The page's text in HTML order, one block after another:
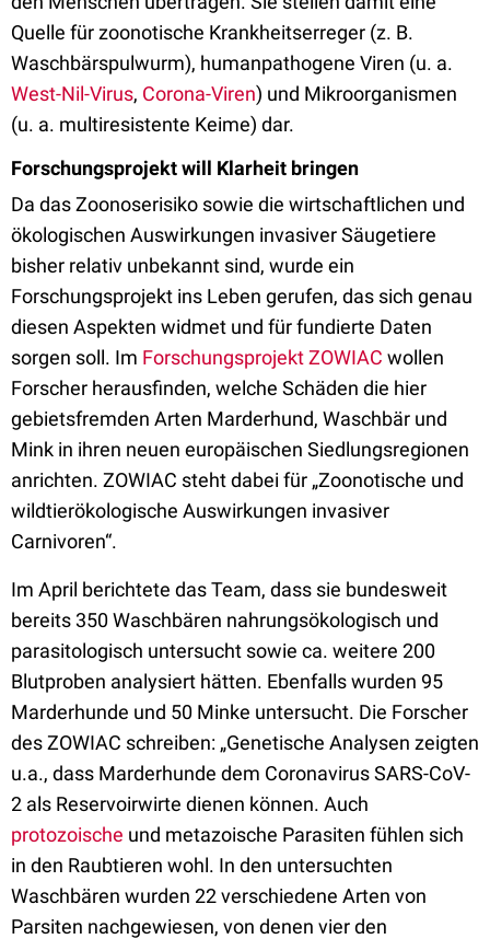
Quelle für zoonotische Krankheitserreger (z. B.
Waschbärspulwurm), humanpathogene Viren (u. a.
West-Nil-Virus, Corona-Viren) und Mikroorganismen
(u. a. multiresistente Keime) dar.
Forschungsprojekt will Klarheit bringen
Da das Zoonoserisiko sowie die wirtschaftlichen und
ökologischen Auswirkungen invasiver Säugetiere
bisher relativ unbekannt sind, wurde ein
Forschungsprojekt ins Leben gerufen, das sich genau
diesen Aspekten widmet und für fundierte Daten
sorgen soll. Im Forschungsprojekt ZOWIAC wollen
Forscher herausfinden, welche Schäden die hier
gebietsfremden Arten Marderhund, Waschbär und
Mink in ihren neuen europäischen Siedlungsregionen
anrichten. ZOWIAC steht dabei für „Zoonotische und
wildtierökologische Auswirkungen invasiver
Carnivoren“.
Im April berichtete das Team, dass sie bundesweit
bereits 350 Waschbären nahrungsökologisch und
parasitologisch untersucht sowie ca. weitere 200
Blutproben analysiert hätten. Ebenfalls wurden 95
Marderhunde und 50 Minke untersucht. Die Forscher
des ZOWIAC schreiben: „Genetische Analysen zeigten
u.a., dass Marderhunde dem Coronavirus SARS-CoV-
2 als Reservoirwirte dienen können. Auch
protozoische und metazoische Parasiten fühlen sich
in den Raubtieren wohl. In den untersuchten
Waschbären wurden 22 verschiedene Arten von
Parsiten nachgewiesen, von denen vier den